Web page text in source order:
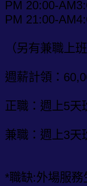
PM 20:00-
PM 21:00-
（另有兼職上
週薪計領：
正職：週上5天
兼職：週上3天
*職缺:外場服務